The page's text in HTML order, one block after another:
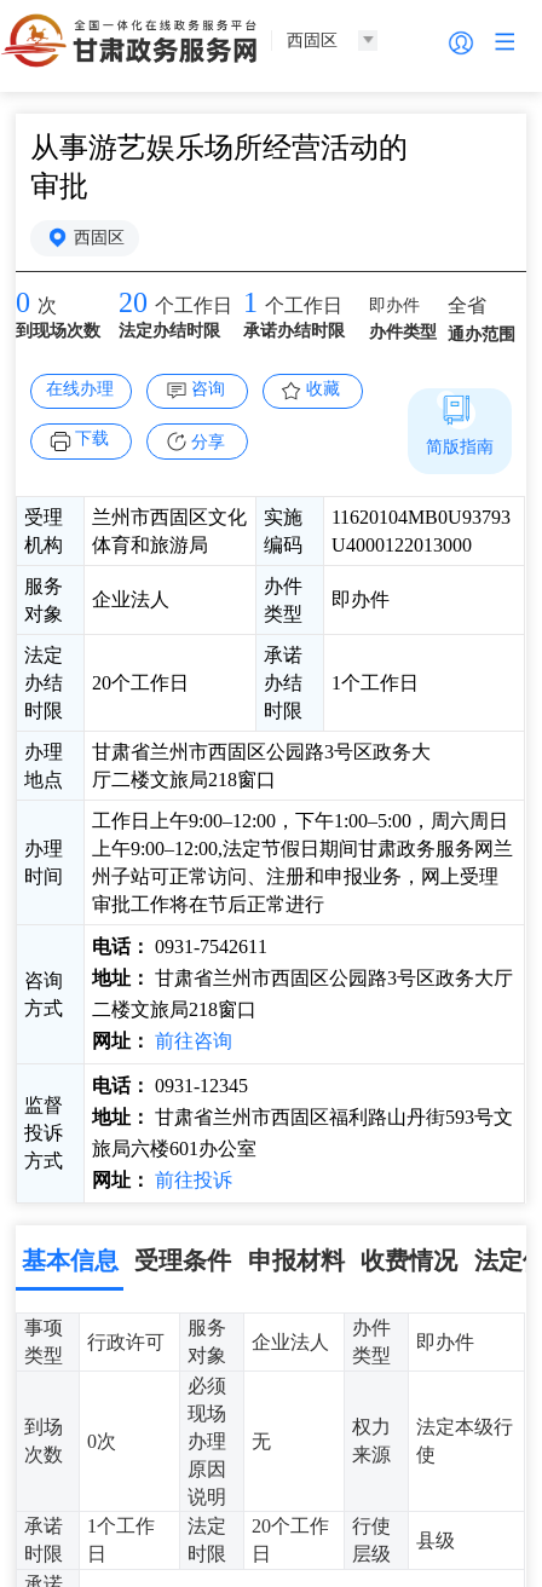
西固区
从事游艺娱乐场所经营活动的
审批
西固区
0 次
到现场次数
20 个工作日
法定办结时限
1 个工作日
承诺办结时限
即办件
办件类型
全省
通办范围
在线办理 咨询 收藏
下载 分享
受理
机构
兰州市西固区文化
体育和旅游局
实施
编码
11620104MB0U93793
U4000122013000
服务
对象
企业法人
办件
类型
即办件
法定
办结
时限
20个工作日
承诺
办结
时限
1个工作日
办理
地点
甘肃省兰州市西固区公园路3号区政务大
厅二楼文旅局218窗口
办理
时间
工作日上午9:00–12:00，下午1:00–5:00，周六周日
上午9:00–12:00,法定节假日期间甘肃政务服务网兰
州子站可正常访问、注册和申报业务，网上受理
审批工作将在节后正常进行
咨询
方式
电话： 0931-7542611
地址： 甘肃省兰州市西固区公园路3号区政务大厅
二楼文旅局218窗口
网址： 前往咨询
监督
投诉
方式
电话： 0931-12345
地址： 甘肃省兰州市西固区福利路山丹街593号文
旅局六楼601办公室
网址： 前往投诉
简版指南
基本信息 受理条件 申报材料 收费情况 法定
事项
类型
行政许可
服务
对象
企业法人
办件
类型
即办件
到场
次数
0次
必须
现场
办理
原因
说明
无
权力
来源
法定本级行
使
承诺
时限
1个工作
日
法定
时限
20个工作
日
行使
层级
县级